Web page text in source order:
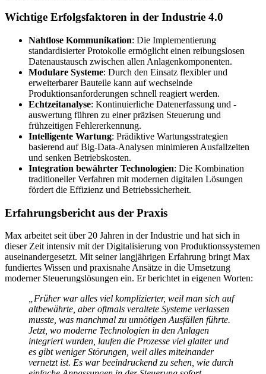
Wichtige Erfolgsfaktoren in der Industrie 4.0
Nahtlose Kommunikation: Die Implementierung
standardisierter Protokolle ermöglicht einen reibungslosen
Datenaustausch zwischen allen Anlagenkomponenten.
Modulare Systeme: Durch den Einsatz flexibler und
erweiterbarer Bauteile kann auf wechselnde
Produktionsanforderungen schnell reagiert werden.
Echtzeitanalyse: Kontinuierliche Datenerfassung und -
auswertung führen zu einer präzisen Steuerung und
frühzeitigen Fehlererkennung.
Intelligente Wartung: Prädiktive Wartungsstrategien
basierend auf Big-Data-Analysen minimieren Ausfallzeiten
und senken Betriebskosten.
Integration bewährter Technologien: Die Kombination
traditioneller Verfahren mit modernen digitalen Lösungen
fördert die Effizienz und Betriebssicherheit.
Erfahrungsbericht aus der Praxis
Max arbeitet seit über 20 Jahren in der Industrie und hat sich in
dieser Zeit intensiv mit der Digitalisierung von Produktionssystemen
auseinandergesetzt. Mit seiner langjährigen Erfahrung bringt Max
fundiertes Wissen und praxisnahe Ansätze in die Umsetzung
moderner Steuerungslösungen ein. Er berichtet in eigenen Worten:
„Früher war alles viel komplizierter, weil man sich auf
altbewährte, aber oftmals veraltete Systeme verlassen
musste, was manchmal zu unnötigen Ausfällen führte.
Jetzt, wo moderne Technologien in den Anlagen
integriert wurden, laufen die Prozesse viel glatter und
es gibt weniger Störungen, weil alles miteinander
vernetzt ist. Es war beeindruckend zu sehen, wie durch